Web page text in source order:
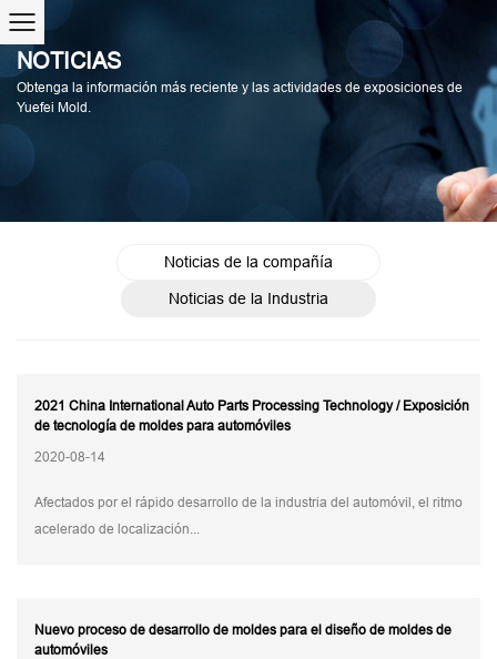
NOTICIAS
Obtenga la información más reciente y las actividades de exposiciones de
Yuefei Mold.
Noticias de la compañía
Noticias de la Industria
2021 China International Auto Parts Processing Technology / Exposición
de tecnología de moldes para automóviles
2020-08-14
Afectados por el rápido desarrollo de la industria del automóvil, el ritmo
acelerado de localización...
Nuevo proceso de desarrollo de moldes para el diseño de moldes de
automóviles